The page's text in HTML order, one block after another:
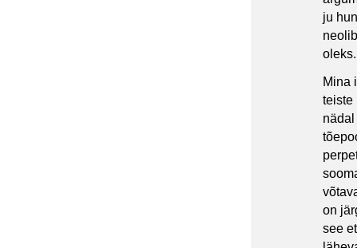
ju
oleks.
Mina
teiste
on
see